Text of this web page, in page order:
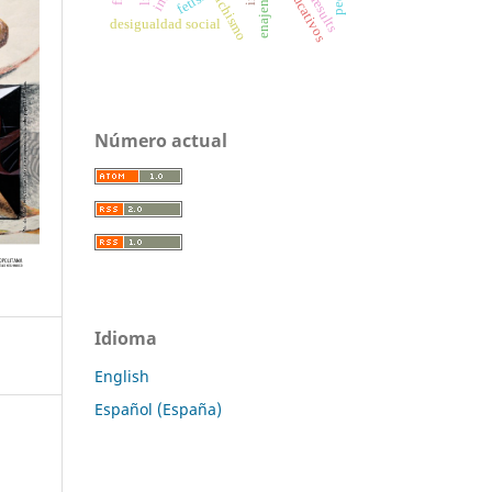
desigualdad social
Número actual
Idioma
English
Español (España)